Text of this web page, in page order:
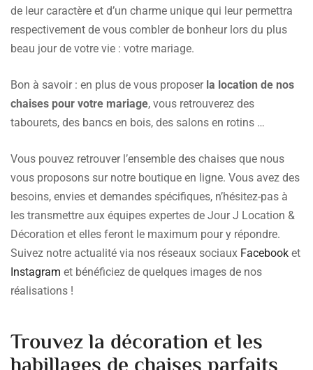
de leur caractère et d’un charme unique qui leur permettra
respectivement de vous combler de bonheur lors du plus
beau jour de votre vie : votre mariage.
Bon à savoir : en plus de vous proposer la location de nos
chaises pour votre mariage, vous retrouverez des
tabourets, des bancs en bois, des salons en rotins …
Vous pouvez retrouver l’ensemble des chaises que nous
vous proposons sur notre boutique en ligne. Vous avez des
besoins, envies et demandes spécifiques, n’hésitez-pas à
les transmettre aux équipes expertes de Jour J Location &
Décoration et elles feront le maximum pour y répondre.
Suivez notre actualité via nos réseaux sociaux Facebook et
Instagram et bénéficiez de quelques images de nos
réalisations !
Trouvez la décoration et les